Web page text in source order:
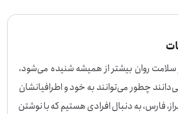
این روزها صحبت از سلامت روان بیشتر از همیشه شنیده می‌شود،
اما هنوز خیلی‌ها نمی‌دانند چطور می‌توانند به خود و اطرافیانشان
فارس، به دنبال افرادی هستیم که با نوشتن